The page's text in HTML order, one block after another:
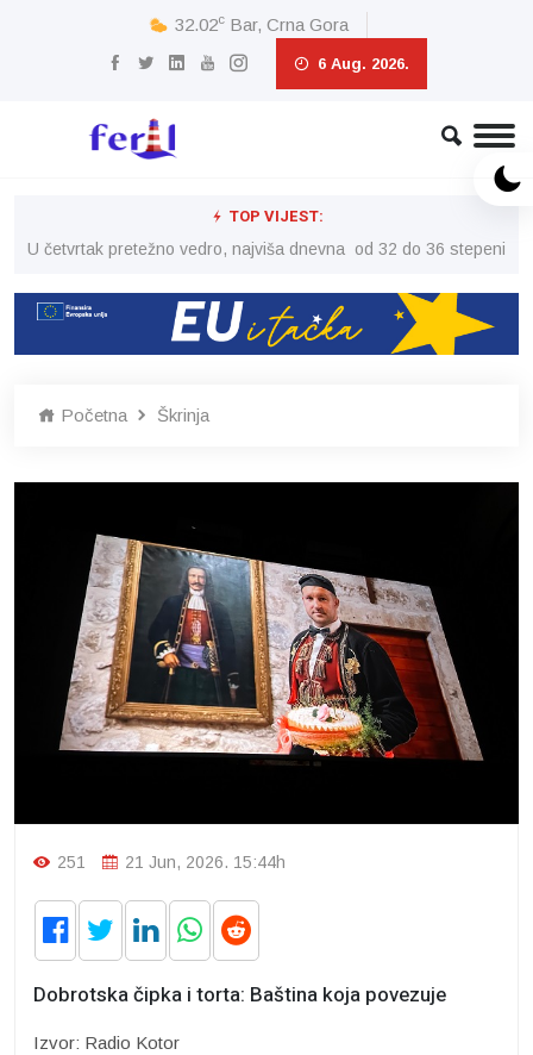
32.02c Bar, Crna Gora
6 Aug. 2026.
TOP VIJEST:
U četvrtak pretežno vedro, najviša dnevna od 32 do 36 stepeni
Početna Škrinja
251 21 Jun, 2026. 15:44h
Dobrotska čipka i torta: Baština koja povezuje
Izvor: Radio Kotor